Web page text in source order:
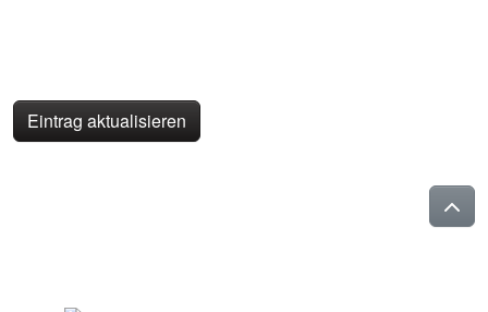
Eintrag aktualisieren